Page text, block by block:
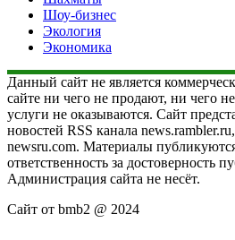
Шоу-бизнес
Экология
Экономика
Данный сайт не является
сайте ни чего не продают, ни чего
услуги не оказываются. Сайт
новостей RSS канала
newsru.com. Материалы
ответственность за достоверность
Администрация сайта не несёт.
Сайт от bmb2 @ 2024